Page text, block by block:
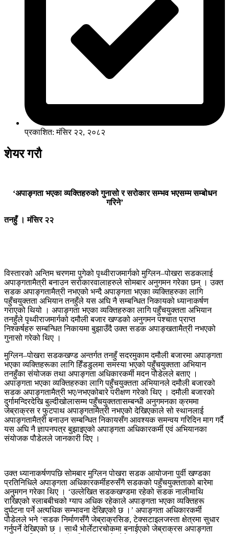
प्रकाशित: मंसिर २२, २०८२
शेयर गरौ
‘अपाङ्गता भएका व्यक्तिहरुको गुनासो र सरोकार सम्भव भएसम्म सम्बोधन
गरिने’
तनहुँ । मंसिर २२
विस्तारको अन्तिम चरणमा पुगेको पृथ्वीराजमार्गको मुग्लिन–पोखरा सडकलाई
अपाङ्गतामैत्री बनाउन सरोकारवालाहरुले सोमबार अनुगमन गरेका छन् । उक्त
सडक अपाङ्गतामैत्री नभएको भन्दै अपाङ्गता भएका व्यक्तिहरुका लागि
पहुँचयुक्तता अभियान तनहुँले यस अघि नै सम्बन्धित निकायको ध्यानाकर्षण
गराएको थियो । अपाङ्गता भएका व्यक्तिहरुका लागि पहुँचयुक्तता अभियान
तनहुँले पृथ्वीराजमार्गको दमौली बजार खण्डको अनुगमन पश्चात प्राप्त
निश्कर्षहरु सम्बन्धित निकायमा बुझाउँदै उक्त सडक अपाङ्खतामैत्री नभएको
गुनासो गरेको थिए ।
मुग्लिन–पोखरा सडकखण्ड अन्तर्गत तनहुँ सदरमुकाम दमौली बजारमा अपाङ्गता
भएका व्यक्तिहरूका लागि हिँडडुलमा समस्या भएको पहुँचयुक्तता अभियान
तनहुँका संयोजक तथा अपाङ्गता अधिकारकर्मी मदन पौडेलले बताए ।
अपाङ्गता भएका व्यक्तिहरुका लागि पहुँचयुक्तता अभियानले दमौली बजारको
सडक अपाङ्गतामैत्री भए/नभएकोबारे परीक्षण गरेको थिए । दमौली बजारको
दुर्गामन्दिरदेखि बुल्दीखोलासम्म पहुँचयुक्ततासम्बन्धी अनुगमनका क्रममा
जेब्राक्रस र फुटपाथ अपाङ्गतामैत्री नभएको देखिएकाले सो स्थानलाई
अपाङ्गतामैत्री बनाउन सम्बन्धित निकायसँग आवश्यक समन्वय गरिदिन माग गर्दै
यस अघि नै ज्ञापनपत्र बुझाइएको अपाङ्गता अधिकारकर्मी एवं अभियानका
संयोजक पौडेलले जानकारी दिए ।
उक्त ध्यानाकर्षणपछि सोमबार मुग्लिन पोखरा सडक आयोजना पुर्वी खण्डका
प्रतिनिधिले अपाङ्गता अधिकारकर्मीहरुसँगै सडकको पहुँचयुक्तताको बारेमा
अनुमगन गरेका थिए । ‘उल्लेखित सडकखण्डमा रहेको सडक नालीमाथि
राखिएको स्लाबबीचको ग्याप अधिक रहेकाले अपाङ्गता भएका व्यक्तिहरू
दुर्घटना पर्ने अत्यधिक सम्भावना देखिएको छ ।’ अपाङ्गता अधिकारकर्मी
पौडेलले भने ‘सडक निर्माणसँगै जेब्राक्रसिङ, टेक्सटाइलजस्ता क्षेत्रमा सुधार
गर्नुपर्ने देखिएको छ । साथै भोर्लेटारचोकमा बनाईएको जेब्राक्रस अपाङ्गता